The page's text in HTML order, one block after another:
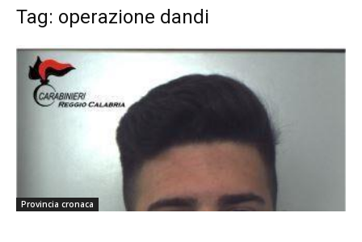
Tag: operazione dandi
Provincia cronaca